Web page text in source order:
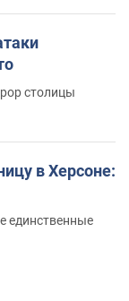
столицы
в Херсоне:
единственные